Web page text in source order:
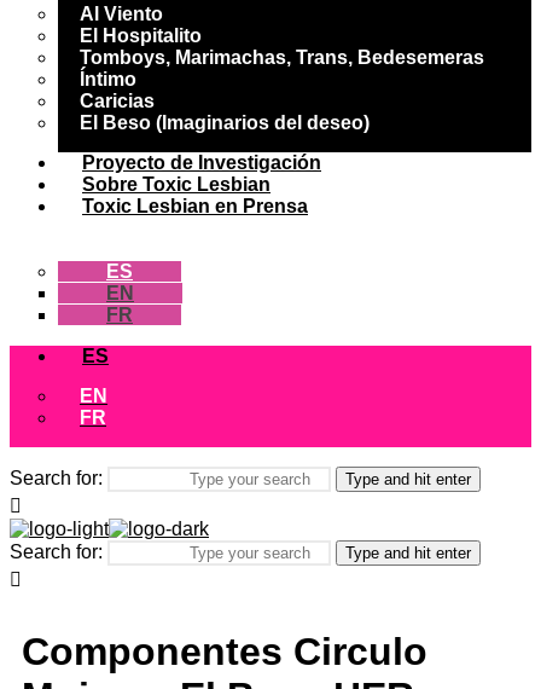
Al Viento
El Hospitalito
Tomboys, Marimachas, Trans, Bedesemeras
Íntimo
Caricias
El Beso (Imaginarios del deseo)
Proyecto de Investigación
Sobre Toxic Lesbian
Toxic Lesbian en Prensa
ES
EN
FR
ES
EN
FR
Search for: Type and hit enter
Search for: Type and hit enter
Componentes Circulo